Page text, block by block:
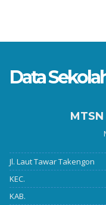
Data
MTSN
Jl. Laut Tawar Takengon
KEC.
KAB.